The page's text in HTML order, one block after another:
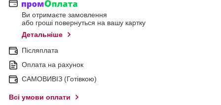
Ви отримаєте замовлення
або гроші повернуться на вашу картку
Детальніше
Післяплата
Оплата на рахунок
САМОВИВІЗ (Готівкою)
Всі умови оплати